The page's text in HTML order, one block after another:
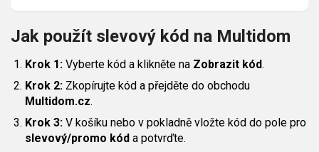
Jak použít slevový kód na Multidom
Krok 1: Vyberte kód a klikněte na Zobrazit kód.
Krok 2: Zkopírujte kód a přejděte do obchodu
Multidom.cz.
Krok 3: V košíku nebo v pokladně vložte kód do pole pro
slevový/promo kód a potvrďte.